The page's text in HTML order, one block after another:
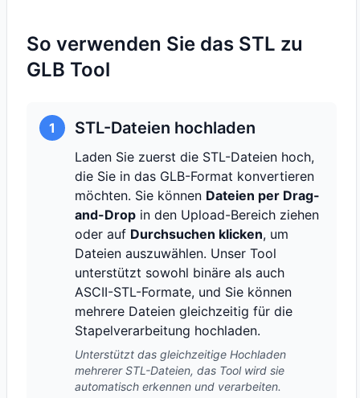
So verwenden Sie das STL zu
GLB Tool
1 STL-Dateien hochladen
Laden Sie zuerst die STL-Dateien hoch,
die Sie in das GLB-Format konvertieren
möchten. Sie können Dateien per Drag-
and-Drop in den Upload-Bereich ziehen
oder auf Durchsuchen klicken, um
Dateien auszuwählen. Unser Tool
unterstützt sowohl binäre als auch
ASCII-STL-Formate, und Sie können
mehrere Dateien gleichzeitig für die
Stapelverarbeitung hochladen.
Unterstützt das gleichzeitige Hochladen
mehrerer STL-Dateien, das Tool wird sie
automatisch erkennen und verarbeiten.